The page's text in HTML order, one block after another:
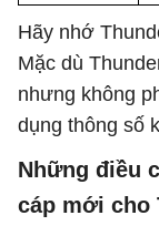
Hãy nhớ
Mặc dù
nhưng không
dụng thông số
Những điều
cáp mới cho